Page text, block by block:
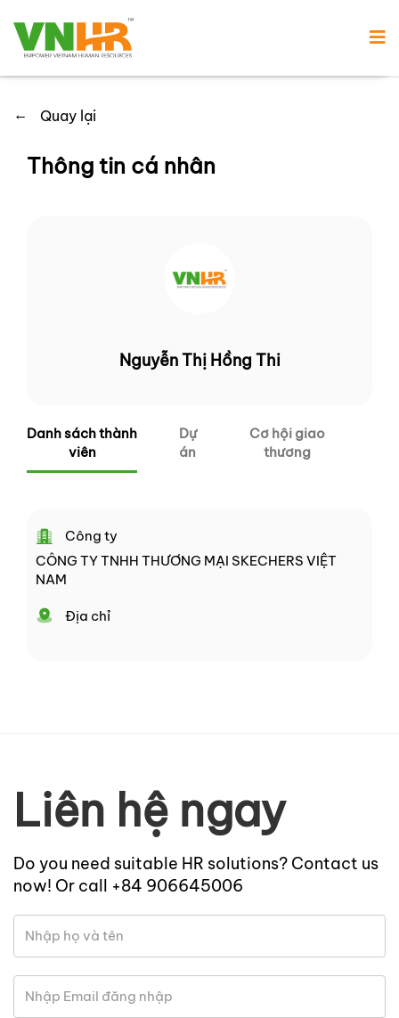
← Quay lại
Thông tin cá nhân
Nguyễn Thị Hồng Thi
Danh sách thành
viên
Dự
án
Cơ hội giao
thương
Công ty
CÔNG TY TNHH THƯƠNG MẠI SKECHERS VIỆT
NAM
Địa chỉ
Liên hệ ngay
Do you need suitable HR solutions? Contact us
now! Or call +84 906645006